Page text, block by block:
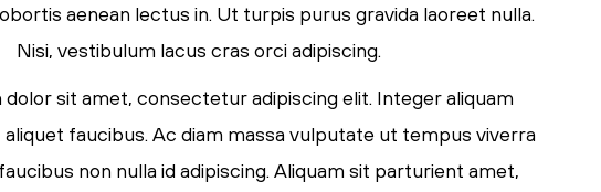
aenean lectus in. Ut turpis purus gravida laoreet nulla.
Nisi, vestibulum lacus cras orci adipiscing.
sit amet, consectetur adipiscing elit. Integer aliquam
faucibus. Ac diam massa vulputate ut tempus viverra
non nulla id adipiscing. Aliquam sit parturient amet,